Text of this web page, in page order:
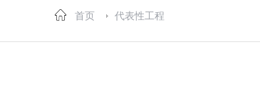
首页 代表性工程